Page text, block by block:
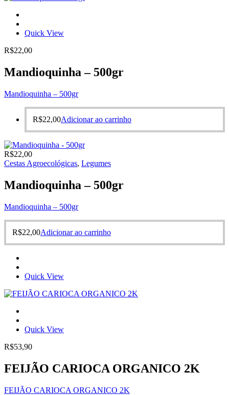
Quick View
R$22,00
Mandioquinha – 500gr
Mandioquinha – 500gr
R$22,00Adicionar ao carrinho
R$22,00
Cestas Agroecológicas, Legumes
Mandioquinha – 500gr
Mandioquinha – 500gr
R$22,00Adicionar ao carrinho
Quick View
Quick View
R$53,90
FEIJÃO CARIOCA ORGANICO 2K
FEIJÃO CARIOCA ORGANICO 2K